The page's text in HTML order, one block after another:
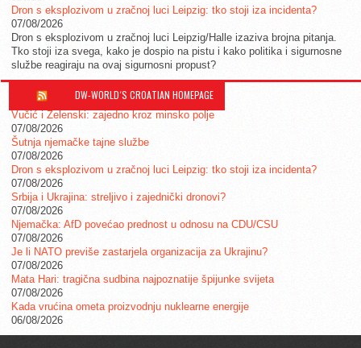
Dron s eksplozivom u zračnoj luci Leipzig: tko stoji iza incidenta?
07/08/2026
Dron s eksplozivom u zračnoj luci Leipzig/Halle izaziva brojna pitanja.
Tko stoji iza svega, kako je dospio na pistu i kako politika i sigurnosne
službe reagiraju na ovaj sigurnosni propust?
DW-WORLD´S CROATIAN HOMEPAGE
Vučić i Zelenski: zajedno kroz minsko polje
07/08/2026
Šutnja njemačke tajne službe
07/08/2026
Dron s eksplozivom u zračnoj luci Leipzig: tko stoji iza incidenta?
07/08/2026
Srbija i Ukrajina: streljivo i zajednički dronovi?
07/08/2026
Njemačka: AfD povećao prednost u odnosu na CDU/CSU
07/08/2026
Je li NATO previše zastarjela organizacija za Ukrajinu?
07/08/2026
Mata Hari: tragična sudbina najpoznatije špijunke svijeta
07/08/2026
Kada vrućina ometa proizvodnju nuklearne energije
06/08/2026